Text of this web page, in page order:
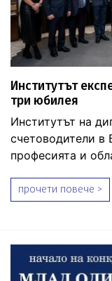
Институтът
три юбилея
Институтът на
счетоводители в
професията и
прочети повече >